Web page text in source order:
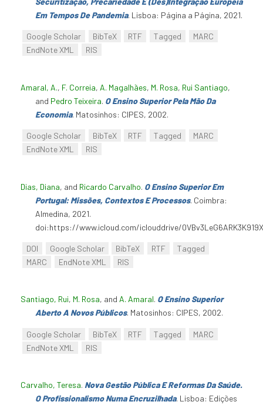
Em Tempos De Pandemia. Lisboa: Página a Página, 2021.
Google Scholar BibTeX RTF Tagged
MARC
EndNote XML
RIS
Amaral, A., F. Correia, A. Magalhães, M. Rosa, Rui Santiago,
and Pedro Teixeira. O Ensino Superior Pela Mão Da
Economia. Matosinhos: CIPES, 2002.
Google Scholar BibTeX RTF Tagged
MARC
EndNote XML
RIS
Dias, Diana, and Ricardo Carvalho. O Ensino Superior Em
Portugal: Missões, Contextos E Processos. Coimbra:
Almedina, 2021.
doi:https://www.icloud.com/iclouddrive/
DOI Google Scholar BibTeX RTF
Tagged
MARC
EndNote XML RIS
Santiago, Rui, M. Rosa, and A. Amaral. O Ensino Superior
Aberto A Novos Públicos. Matosinhos: CIPES, 2002.
Google Scholar BibTeX RTF Tagged
MARC
EndNote XML
RIS
Carvalho, Teresa. Nova Gestão Pública E Reformas Da Saúde.
O Profissionalismo Numa Encruzilhada. Lisboa: Edições